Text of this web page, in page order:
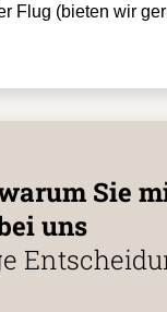
Flug (bieten wir
Sie
uns